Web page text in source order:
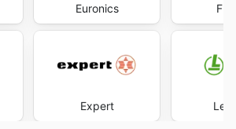
Euronics
Expert